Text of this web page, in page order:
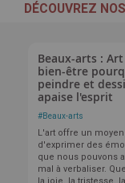
DÉCOUVREZ
Beaux-arts :
bien-être
peindre et
apaise l'esprit
#Beaux-arts
L'art offre un
d'exprimer des
que nous pouvons
mal à verbaliser.